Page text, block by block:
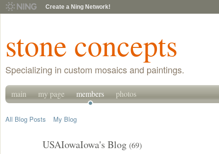
Create a Ning Network!
stone concepts
Specializing in custom mosaics and paintings.
main my page members photos
All Blog Posts My Blog
USAIowaIowa's Blog (69)